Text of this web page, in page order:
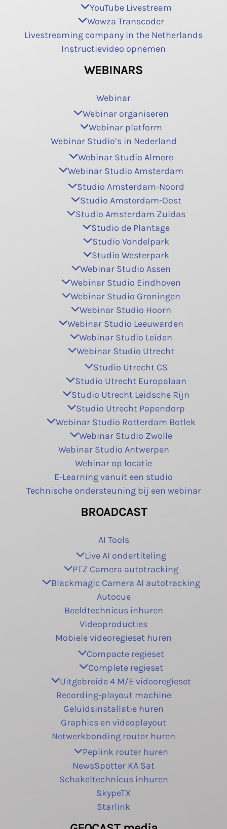
YouTube Livestream
Wowza Transcoder
Livestreaming company in the Netherlands
Instructievideo opnemen
WEBINARS
Webinar
Webinar organiseren
Webinar platform
Webinar Studio’s in Nederland
Webinar Studio Almere
Webinar Studio Amsterdam
Studio Amsterdam-Noord
Studio Amsterdam-Oost
Studio Amsterdam Zuidas
Studio de Plantage
Studio Vondelpark
Studio Westerpark
Webinar Studio Assen
Webinar Studio Eindhoven
Webinar Studio Groningen
Webinar Studio Hoorn
Webinar Studio Leeuwarden
Webinar Studio Leiden
Webinar Studio Utrecht
Studio Utrecht CS
Studio Utrecht Europalaan
Studio Utrecht Leidsche Rijn
Studio Utrecht Papendorp
Webinar Studio Rotterdam Botlek
Webinar Studio Zwolle
Webinar Studio Antwerpen
Webinar op locatie
E-Learning vanuit een studio
Technische ondersteuning bij een webinar
BROADCAST
AI Tools
Live AI ondertiteling
PTZ Camera autotracking
Blackmagic Camera AI autotracking
Autocue
Beeldtechnicus inhuren
Videoproducties
Mobiele videoregieset huren
Compacte regieset
Complete regieset
Uitgebreide 4 M/E videoregieset
Recording-playout machine
Geluidsinstallatie huren
Graphics en videoplayout
Netwerkbonding router huren
Peplink router huren
NewsSpotter KA Sat
Schakeltechnicus inhuren
SkypeTX
Starlink